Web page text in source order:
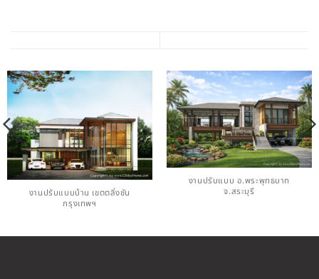
งานปรับแบบบ้าน เขตตลิ่งชัน
กรุงเทพฯ
งานปรับแบบ อ.พระพุทธบาท
จ.สระบุรี